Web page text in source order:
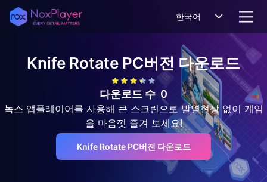
한국어
Knife Rotate PC버전 다운로드
다운로드 수 0
녹스 앱플레이어를 사용해 큰 스크린으로 발열현상 없이 게임
을 마음껏 즐겨 보세요!
Knife Rotate PC버전 다운로드